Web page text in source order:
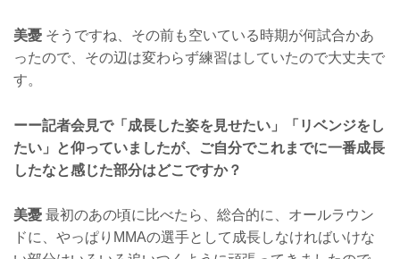
美憂 そうですね、その前も空いている時期が何試合かあ
ったので、その辺は変わらず練習はしていたので大丈夫で
す。
ーー記者会見で「成長した姿を見せたい」「リベンジをし
たい」と仰っていましたが、ご自分でこれまでに一番成長
したなと感じた部分はどこですか？
美憂 最初のあの頃に比べたら、総合的に、オールラウン
ドに、やっぱりMMAの選手として成長しなければいけな